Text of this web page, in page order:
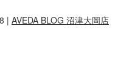
| AVEDA BLOG 沼津大岡店